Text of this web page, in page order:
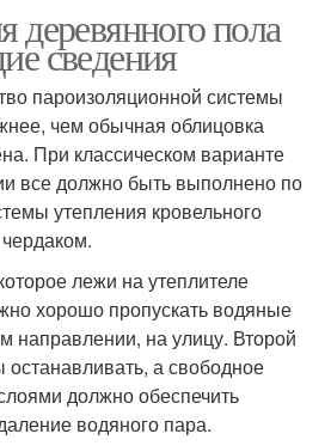
деревянного пола
сведения
пароизоляционной системы
чем обычная облицовка
При классическом варианте
все должно быть выполнено по
утепления кровельного
лежи на утеплителе
хорошо пропускать водяные
направлении, на улицу. Второй
а свободное
должно обеспечить
водяного пара.